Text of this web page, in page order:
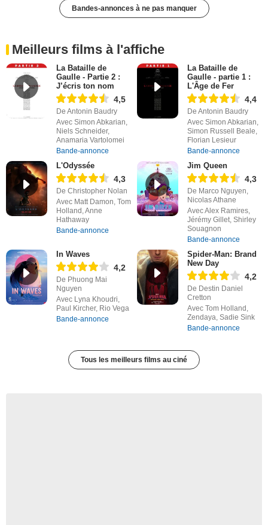
Bandes-annonces à ne pas manquer
Meilleurs films à l'affiche
La Bataille de
Gaulle - Partie 2 :
J’écris ton nom
4,5
De Antonin Baudry
Avec Simon Abkarian,
Niels Schneider,
Anamaria Vartolomei
Bande-annonce
La Bataille de
Gaulle - partie 1 :
L'Âge de Fer
4,4
De Antonin Baudry
Avec Simon Abkarian,
Simon Russell Beale,
Florian Lesieur
Bande-annonce
L'Odyssée
4,3
De Christopher Nolan
Avec Matt Damon, Tom
Holland, Anne
Hathaway
Bande-annonce
Jim Queen
4,3
De Marco Nguyen,
Nicolas Athane
Avec Alex Ramires,
Jérémy Gillet, Shirley
Souagnon
Bande-annonce
In Waves
4,2
De Phuong Mai
Nguyen
Avec Lyna Khoudri,
Paul Kircher, Rio Vega
Bande-annonce
Spider-Man: Brand
New Day
4,2
De Destin Daniel
Cretton
Avec Tom Holland,
Zendaya, Sadie Sink
Bande-annonce
Tous les meilleurs films au ciné